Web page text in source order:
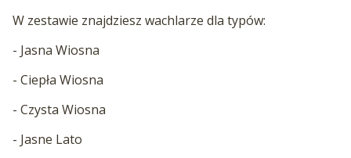
W zestawie znajdziesz wachlarze dla typów:
- Jasna Wiosna
- Ciepła Wiosna
- Czysta Wiosna
- Jasne Lato